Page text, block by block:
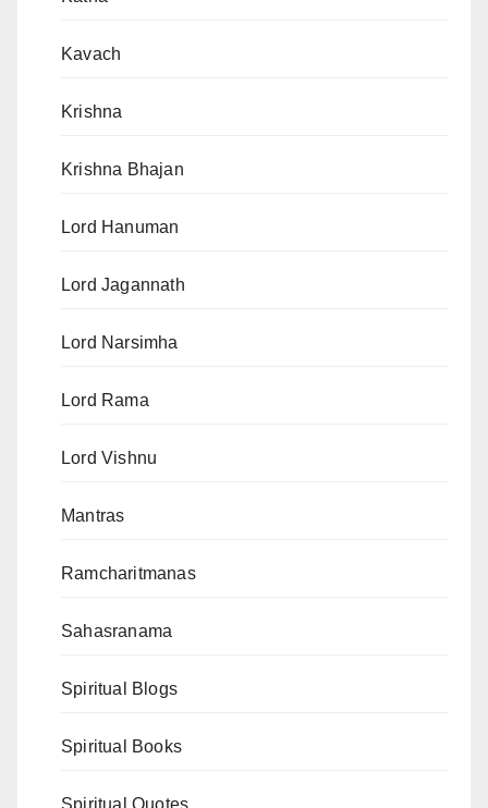
Kavach
Krishna
Krishna Bhajan
Lord Hanuman
Lord Jagannath
Lord Narsimha
Lord Rama
Lord Vishnu
Mantras
Ramcharitmanas
Sahasranama
Spiritual Blogs
Spiritual Books
Spiritual Quotes